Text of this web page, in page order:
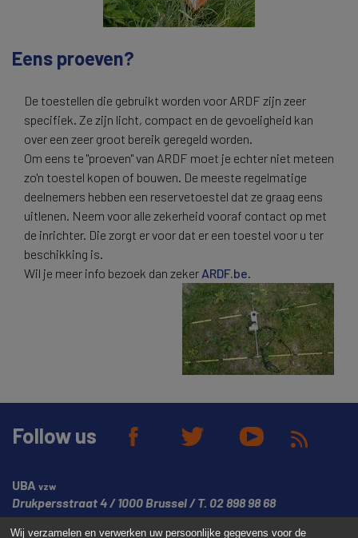
Wij verzamelen en verwerken uw persoonlijke gegevens voor de
Eens proeven?
De toestellen die gebruikt worden voor ARDF zijn zeer
specifiek. Ze zijn licht, compact en de gevoeligheid kan
over een zeer groot bereik geregeld worden.
Om eens te "proeven" van ARDF moet je echter niet meteen
zo'n toestel kopen of bouwen. De meeste regelmatige
deelnemers hebben een reservetoestel dat ze graag eens
uitlenen. Neem voor alle zekerheid vooraf contact op met
de inrichter. Die zorgt er voor dat er een toestel voor u ter
beschikking is.
Wil je meer info bezoek dan zeker ARDF.be
Follow us
UBA vzw
Drukpersstraat 4 1000 Brussel T. 02 898 98 68